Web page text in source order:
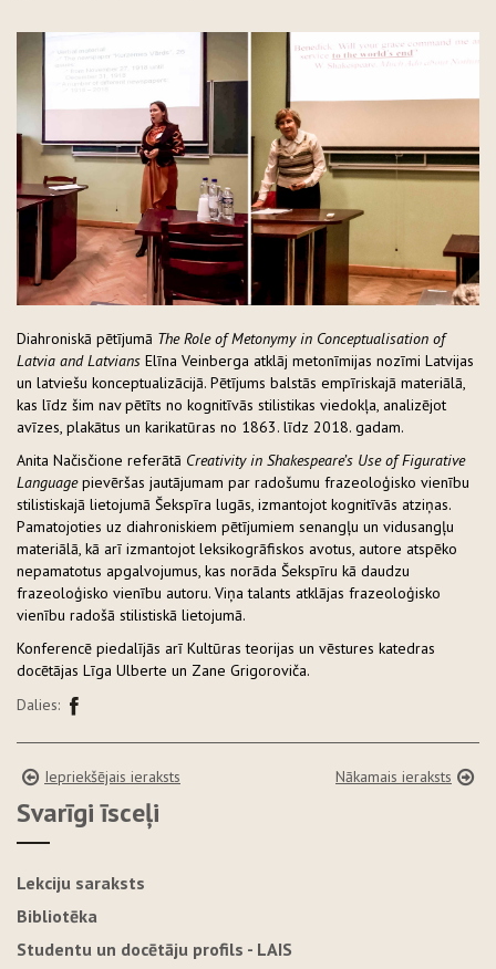
Diahroniskā pētījumā The Role of Metonymy in Conceptualisation of
Latvia and Latvians Elīna Veinberga atklāj metonīmijas nozīmi Latvijas
un latviešu konceptualizācijā. Pētījums balstās empīriskajā materiālā,
kas līdz šim nav pētīts no kognitīvās stilistikas viedokļa, analizējot
avīzes, plakātus un karikatūras no 1863. līdz 2018. gadam.
Anita Načisčione referātā Creativity in Shakespeare’s Use of Figurative
Languagepievēršas jautājumam par radošumu frazeoloģisko vienību
stilistiskajā lietojumā Šekspīra lugās, izmantojot kognitīvās atziņas.
Pamatojoties uz diahroniskiem pētījumiem senangļu un vidusangļu
materiālā, kā arī izmantojot leksikogrāfiskos avotus, autore atspēko
nepamatotus apgalvojumus, kas norāda Šekspīru kā daudzu
frazeoloģisko vienību autoru. Viņa talants atklājas frazeoloģisko
vienību radošā stilistiskā lietojumā.
Konferencē piedalījās arī Kultūras teorijas un vēstures katedras
docētājas Līga Ulberte un Zane Grigoroviča.
Dalies:
Iepriekšējais ieraksts Nākamais ieraksts
Svarīgi īsceļi
Lekciju saraksts
Bibliotēka
Studentu un docētāju profils - LAIS